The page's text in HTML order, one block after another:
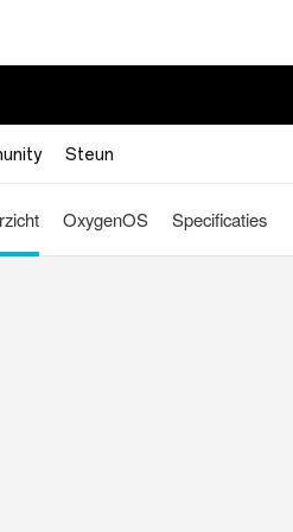
Steun
OxygenOS Specificaties